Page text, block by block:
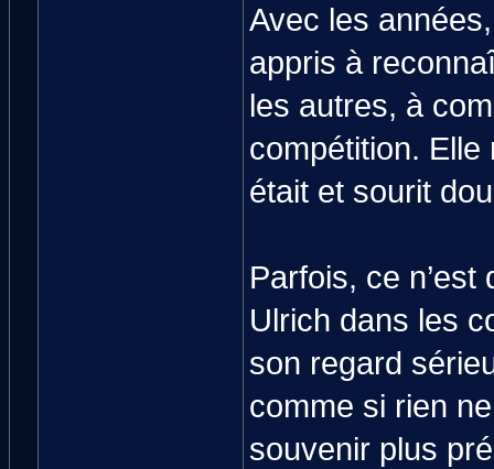
Avec les
appris à
les autres, à
compétition. Elle
était et sourit
Parfois, ce n’est
Ulrich dans les
son regard
comme si rien
souvenir plus